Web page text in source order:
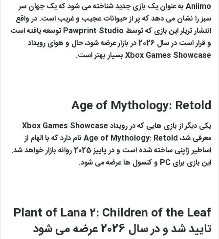
Aniimo به عنوان یک بازی جدید شناخته می شود که یک جهان سر
سبز را نشان می دهد که پر از حیوانات عجیب و غریب است. در واقع
انتشار تریلر این بازی که توسط Pawprint Studio توسعه یافته است
و قرار است در سال 2026 در بازار عرضه شود، حال و هوای رویداد
Xbox Games Showcase بسیار بهتر است.
Age of Mythology: Retold
یکی دیگر از بازی هایی که در رویداد Xbox Games Showcase
معرفی شد، Age of Mythology: Retold نام دارد که با الهام از
اساطیر ژاپنی ساخته شده است و در پاییز 2025 روانه بازار خواهد شد.
این بازی برای PC و کنسول ها عرضه می شود.
Plant of Lana 2: Children of the Leaf
تایید شد و در سال 2026 عرضه می شود